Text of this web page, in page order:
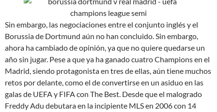
Sin embargo, las negociaciones entre el conjunto inglés y el
Borussia de Dortmund aún no han concluido. Sin embargo,
ahora ha cambiado de opinión, ya que no quiere quedarse un
año sin jugar. Pese a que ya ha ganado cuatro Champions en el
Madrid, siendo protagonista en tres de ellas, aún tiene muchos
retos por delante, como el de convertirse en un asiduo en las
galas de UEFA y FIFA con The Best. Desde que el malogrado
Freddy Adu debutara en la incipiente MLS en 2006 con 14